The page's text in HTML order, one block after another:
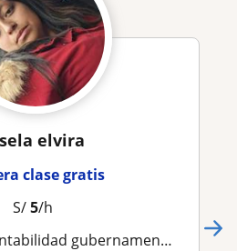
elvira
clase gratis
S/5/h
alumnos de institutos y universidades